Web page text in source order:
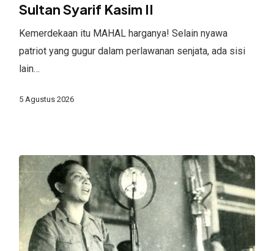
Kasim
Sultan Syarif Kasim II
Kemerdekaan itu MAHAL harganya! Selain nyawa
patriot yang gugur dalam perlawanan senjata, ada sisi
lain…
5 Agustus 2026